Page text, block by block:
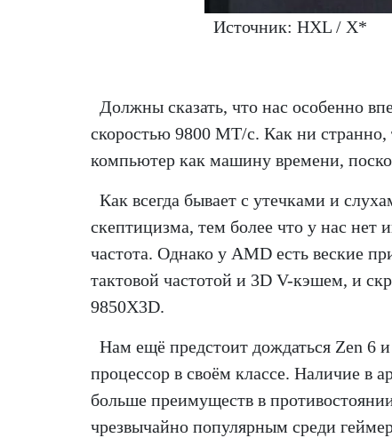
Источник: HXL / X*
Должны сказать, что нас особенно
скоростью 9800 МТ/с. Как ни странно,
компьютер как машину времени,
Как всегда бывает с утечками и
скептицизма, тем более что у нас нет
частота. Однако у AMD есть веские
тактовой частотой и 3D V-кэшем, и
9850X3D.
Нам ещё предстоит дождаться Zen
процессор в своём классе. Наличие в
больше преимуществ в
чрезвычайно популярным среди